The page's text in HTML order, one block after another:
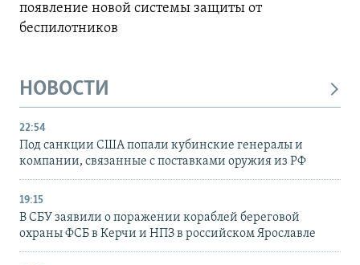
появление новой системы защиты от
беспилотников
НОВОСТИ
22:54
Под санкции США попали кубинские генералы и
компании, связанные с поставками оружия из РФ
19:15
В СБУ заявили о поражении кораблей береговой
охраны ФСБ в Керчи и НПЗ в российском Ярославле